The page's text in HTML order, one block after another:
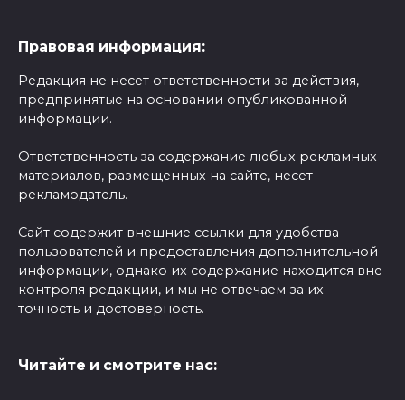
Правовая информация:
Редакция не несет ответственности за действия,
предпринятые на основании опубликованной
информации.
Ответственность за содержание любых рекламных
материалов, размещенных на сайте, несет
рекламодатель.
Сайт содержит внешние ссылки для удобства
пользователей и предоставления дополнительной
информации, однако их содержание находится вне
контроля редакции, и мы не отвечаем за их
точность и достоверность.
Читайте и смотрите нас: